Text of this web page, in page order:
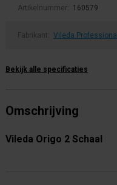
Artikelnummer: 160579
Fabrikant: Vileda Professional
Bekijk alle specificaties
Omschrijving
Vileda Origo 2 Schaal